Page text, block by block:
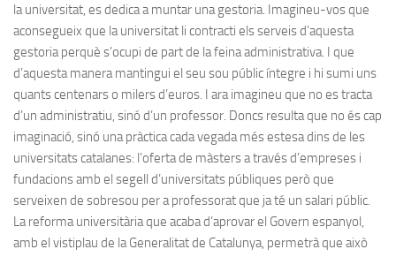
la universitat, es dedica a muntar una gestoria. Imagineu-vos que
aconsegueix que la universitat li contracti els serveis d’aquesta
gestoria perquè s’ocupi de part de la feina administrativa. I que
d’aquesta manera mantingui el seu sou públic íntegre i hi sumi uns
quants centenars o milers d’euros. I ara imagineu que no es tracta
d’un administratiu, sinó d’un professor. Doncs resulta que no és cap
imaginació, sinó una pràctica cada vegada més estesa dins de les
universitats catalanes: l’oferta de màsters a través d’empreses i
fundacions amb el segell d’universitats públiques però que
serveixen de sobresou per a professorat que ja té un salari públic.
La reforma universitària que acaba d’aprovar el Govern espanyol,
amb el vistiplau de la Generalitat de Catalunya, permetrà que això